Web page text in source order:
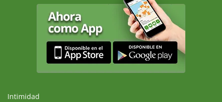
Intimidad